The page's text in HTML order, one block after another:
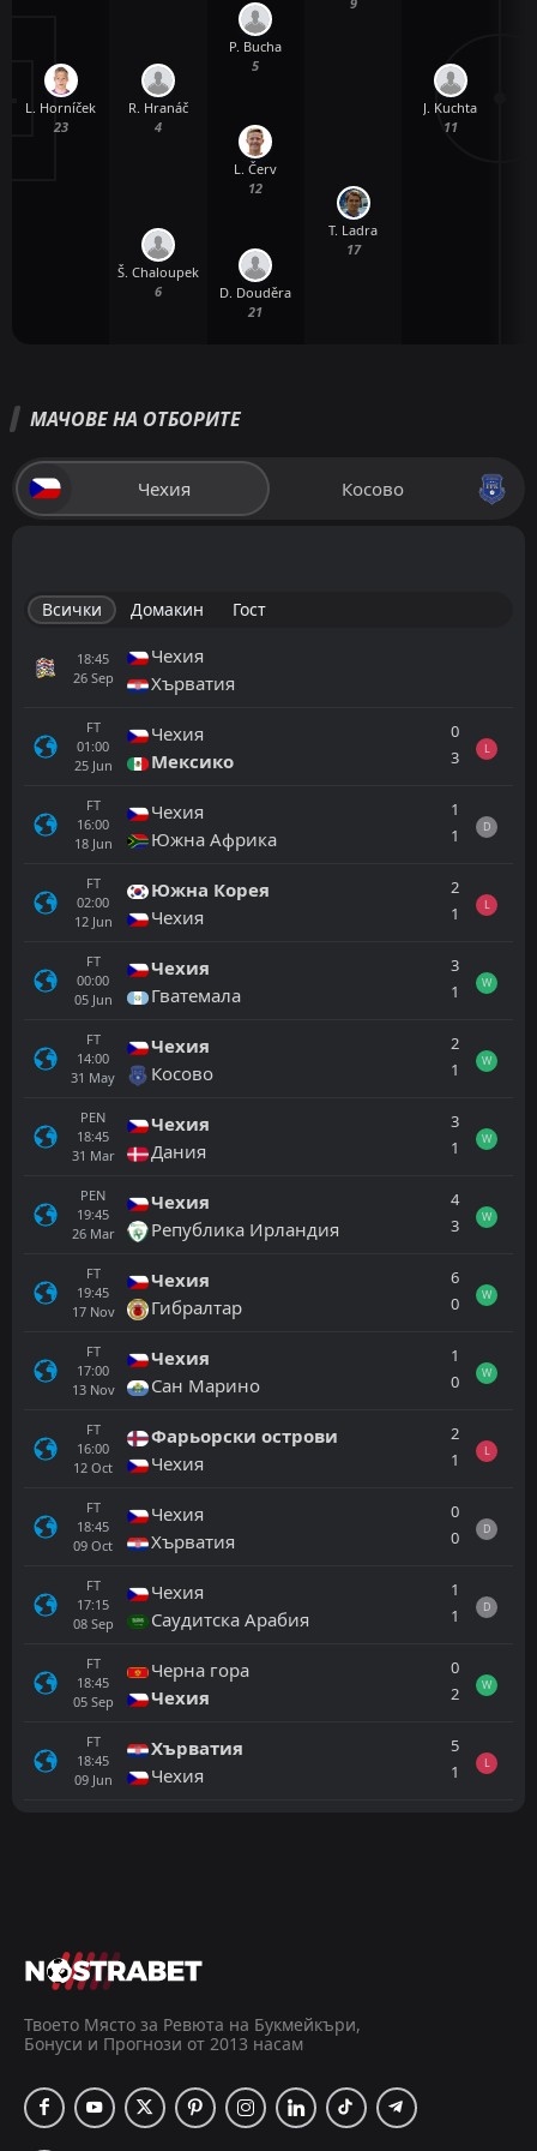
L. Horníček
23
Š. Chaloupek
6
R. Hranáč
4
D. Douděra
21
L. Červ
12
P. Bucha
5
T. Ladra
17
J. Kuchta
11
МАЧОВЕ НА ОТБОРИТЕ
Чехия Косово
Всички Домакин Гост
18:45
26 Sep
Чехия
Хърватия
FT
01:00
25 Jun
Чехия
Мексико
0
3
L
FT
16:00
18 Jun
Чехия
Южна Африка
1
1
D
FT
02:00
12 Jun
Южна Корея
Чехия
2
1
L
FT
00:00
05 Jun
Чехия
Гватемала
3
1
W
FT
14:00
31 May
Чехия
Косово
2
1
W
PEN
18:45
31 Mar
Чехия
Дания
3
1
W
PEN
19:45
26 Mar
Чехия
Република Ирландия
4
3
W
FT
19:45
17 Nov
Чехия
Гибралтар
6
0
W
FT
17:00
13 Nov
Чехия
Сан Марино
1
0
W
FT
16:00
12 Oct
Фарьорски острови
Чехия
2
1
L
FT
18:45
09 Oct
Чехия
Хърватия
0
0
D
FT
17:15
08 Sep
Чехия
Саудитска Арабия
1
1
D
FT
18:45
05 Sep
Черна гора
Чехия
0
2
W
FT
18:45
09 Jun
Хърватия
Чехия
5
1
L
FT
07Jun
Андора
14:00
31May
Косово
Твоето Място за Ревюта на Букмейкъри,
Бонуси и Прогнози от 2013 насам